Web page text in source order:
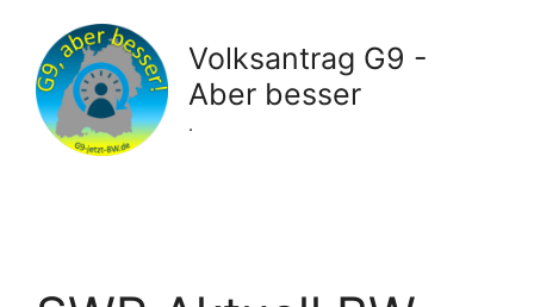
Inhalt
springen
Volksantrag G9 -
Aber besser
.